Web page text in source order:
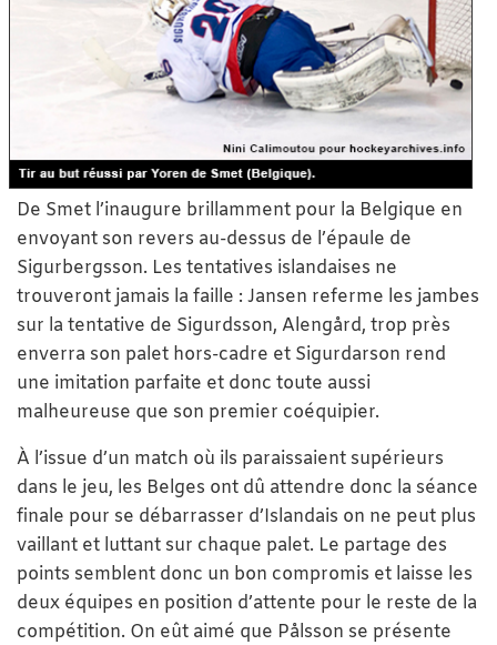
De Smet l’inaugure brillamment pour la Belgique en
envoyant son revers au-dessus de l’épaule de
Sigurbergsson. Les tentatives islandaises ne
trouveront jamais la faille : Jansen referme les jambes
sur la tentative de Sigurdsson, Alengård, trop près
enverra son palet hors-cadre et Sigurdarson rend
une imitation parfaite et donc toute aussi
malheureuse que son premier coéquipier.
À l’issue d’un match où ils paraissaient supérieurs
dans le jeu, les Belges ont dû attendre donc la séance
finale pour se débarrasser d’Islandais on ne peut plus
vaillant et luttant sur chaque palet. Le partage des
points semblent donc un bon compromis et laisse les
deux équipes en position d’attente pour le reste de la
compétition. On eût aimé que Pålsson se présente